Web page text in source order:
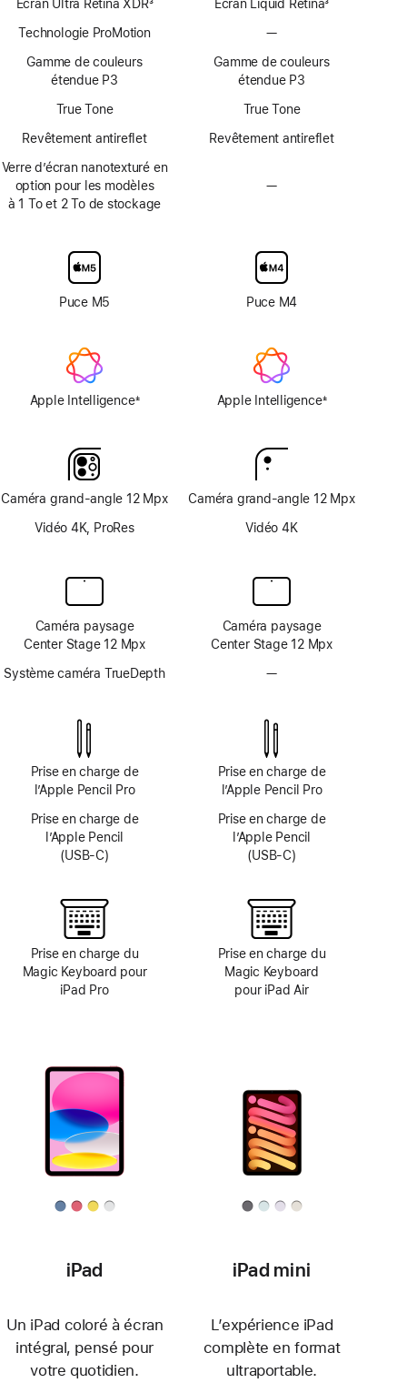
Écran Ultra Retina XDR3
Technologie ProMotion
Gamme de couleurs
étendue P3
True Tone
Revêtement antireflet
Verre d’écran nanotexturé en
option pour les modèles
à 1 To et 2 To de stockage
Puce M5
Apple Intelligence±
Caméra grand-angle 12 Mpx
Vidéo 4K, ProRes
Caméra paysage
Center Stage 12 Mpx
Système caméra TrueDepth
Prise en charge de
l’Apple Pencil Pro
Prise en charge de
l’Apple Pencil
(USB-C)
Prise en charge du
Magic Keyboard pour
iPad Pro
Écran Liquid Retina3
—Technologie
non
disponible
Gamme de couleurs
étendue P3
True Tone
Revêtement antireflet
—Option
nanotexturé
non
disponible
Puce M4
Apple Intelligence±
Caméra grand-angle 12 Mpx
Vidéo 4K
Caméra paysage
Center Stage 12 Mpx
—Système
non
Prise en charge de
l’Apple Pencil Pro
Prise en charge de
l’Apple Pencil
(USB-C)
Prise en charge du
Magic Keyboard
pour iPad Air
iPad
Un iPad coloré à écran
intégral, pensé pour
votre quotidien.
iPad mini
L’expérience iPad
complète en format
ultraportable.